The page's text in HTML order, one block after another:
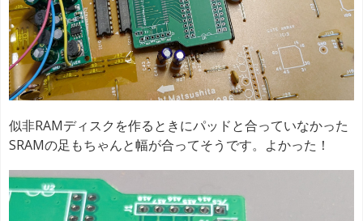
似非RAMディスクを作るときにパッドと合っていなかった
SRAMの足もちゃんと幅が合ってそうです。よかった！